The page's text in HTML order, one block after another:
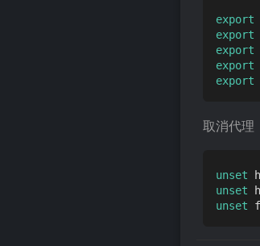
export
export
export
export
export
取消代理
unset
unset
unset